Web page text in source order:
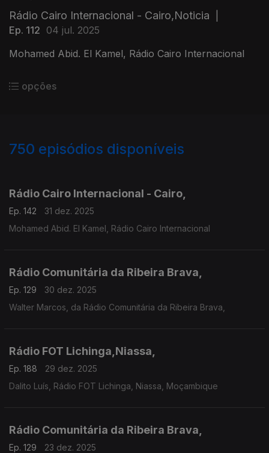
Rádio Cairo Internacional - Cairo,Noticia
Ep. 112 04 jul. 2025
Mohamed Abid. El Kamel, Rádio Cairo Internacional
opções
750 episódios disponíveis
Rádio Cairo Internacional - Cairo,
Ep. 142
31 dez. 2025
Mohamed Abid. El Kamel, Rádio Cairo Internacional
Rádio Comunitária da Ribeira Brava,
Ep. 129
30 dez. 2025
Walter Marcos, da Rádio Comunitária da Ribeira Brava,
Rádio FOT Lichinga,Niassa,
Ep. 188
29 dez. 2025
Dalito Luís, Rádio FOT Lichinga, Niassa, Moçambique
Rádio Comunitária da Ribeira Brava,
Ep. 129
23 dez. 2025